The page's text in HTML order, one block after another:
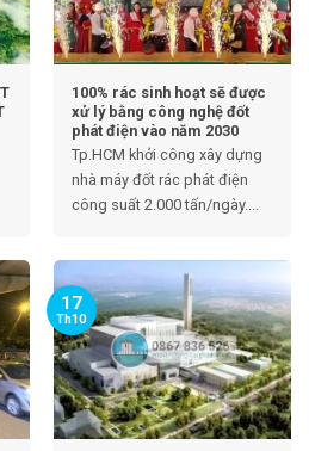
100% rác sinh hoạt sẽ được
xử lý bằng công nghệ đốt
phát điện vào năm 2030
Tp.HCM khởi công xây dựng
nhà máy đốt rác phát điện
công suất 2.000 tấn/ngày....
17
Th10